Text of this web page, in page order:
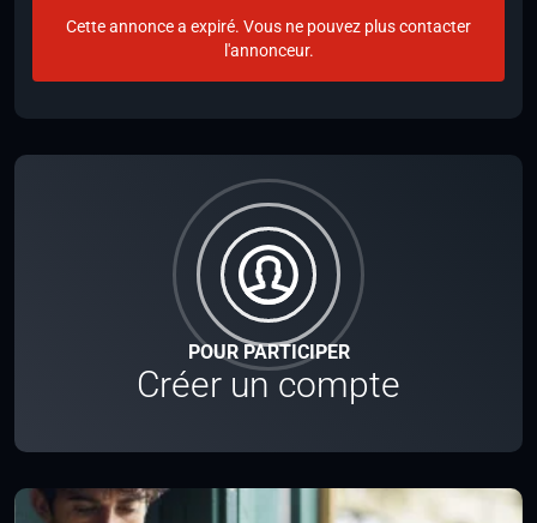
POUR PARTICIPER
Créer un compte
Cette annonce a expiré. Vous ne pouvez plus contacter
l'annonceur.